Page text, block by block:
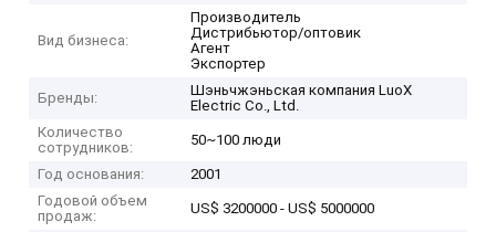
Вид бизнеса:
Производитель
Дистрибьютор/оптовик
Агент
Экспортер
Бренды:
Шэньчжэньская компания LuoX
Electric Co., Ltd.
Количество
сотрудников:
50~100 люди
Год основания:
2001
Годовой объем
продаж:
US$ 3200000 - US$ 5000000